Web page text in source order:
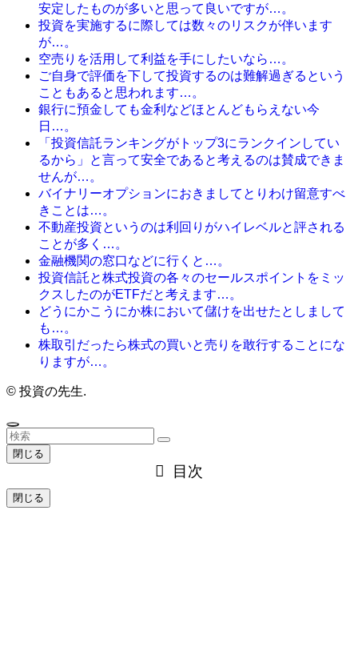
安定したものが多いと思って良いですが…。
投資を実施するに際しては数々のリスクが伴います
が…。
空売りを活用して利益を手にしたいなら…。
ご自身で評価を下して投資するのは難解過ぎるという
こともあると思われます…。
銀行に預金しても金利などほとんどもらえない今
日…。
「投資信託ランキングがトップ3にランクインしてい
るから」と言って安全であると考えるのは賛成できま
せんが…。
バイナリーオプションにおきましてとりわけ留意すべ
きことは…。
不動産投資というのは利回りがハイレベルと評される
ことが多く…。
金融機関の窓口などに行くと…。
投資信託と株式投資の各々のセールスポイントをミッ
クスしたのがETFだと考えます…。
どうにかこうにか株において儲けを出せたとしまして
も…。
株取引だったら株式の買いと売りを敢行することにな
りますが…。
© 投資の先生.
閉じる
目次
閉じる